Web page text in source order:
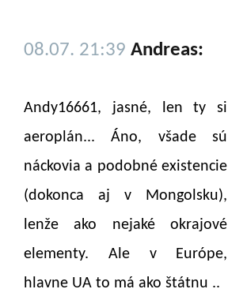
08.07. 21:39 Andreas:
Andy16661, jasné, len ty si
aeroplán... Áno, všade sú
náckovia a podobné existencie
(dokonca aj v Mongolsku),
lenže ako nejaké okrajové
elementy. Ale v Európe,
hlavne UA to má ako štátnu ..